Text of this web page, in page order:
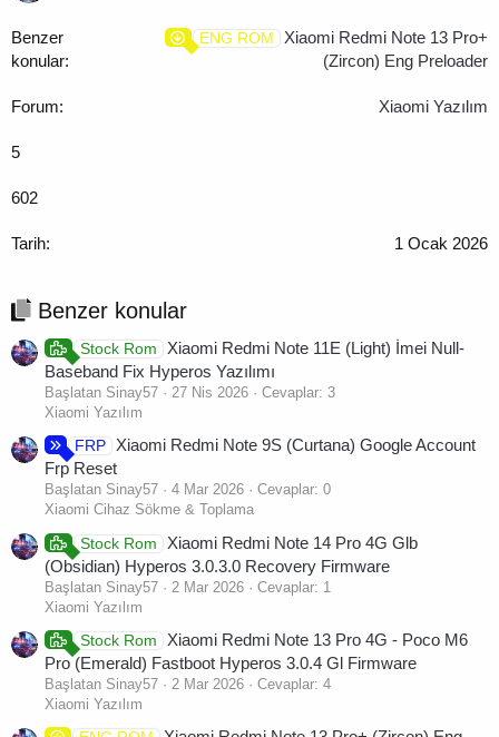
ENG ROM
Xiaomi Redmi Note 13 Pro+
(Zircon) Eng Preloader
Xiaomi Yazılım
5
602
1 Ocak 2026
Benzer konular
Stock Rom
Xiaomi Redmi Note 11E (Light) İmei Null-
Baseband Fix Hyperos Yazılımı
Başlatan Sinay57 27 Nis 2026
Cevaplar: 3
Xiaomi Yazılım
FRP Xiaomi Redmi Note 9S (Curtana) Google Account
Frp Reset
Başlatan Sinay57 4 Mar 2026
Cevaplar: 0
Xiaomi Cihaz Sökme & Toplama
Stock Rom
Xiaomi Redmi Note 14 Pro 4G Glb
(Obsidian) Hyperos 3.0.3.0 Recovery Firmware
Başlatan Sinay57 2 Mar 2026
Cevaplar: 1
Xiaomi Yazılım
Stock Rom
Xiaomi Redmi Note 13 Pro 4G - Poco M6
Pro (Emerald) Fastboot Hyperos 3.0.4 Gl Firmware
Başlatan Sinay57 2 Mar 2026
Cevaplar: 4
Xiaomi Yazılım